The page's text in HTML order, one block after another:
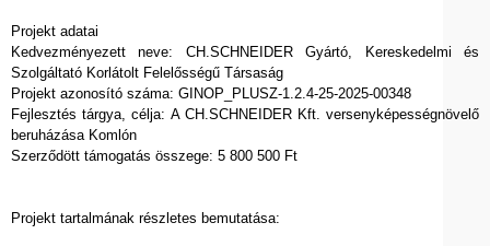
Projekt adatai
Kedvezményezett neve: CH.SCHNEIDER Gyártó, Kereskedelmi és
Szolgáltató Korlátolt Felelősségű Társaság
Projekt azonosító száma: GINOP_PLUSZ-1.2.4-25-2025-00348
Fejlesztés tárgya, célja: A CH.SCHNEIDER Kft. versenyképességnövelő
beruházása Komlón
Szerződött támogatás összege: 5 800 500 Ft
Projekt tartalmának részletes bemutatása: